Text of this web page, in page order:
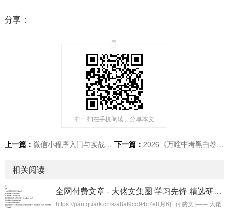
分享：
扫一扫在手机阅读、分享本文
上一篇： 微信小程序入门与实战（全新版） 超20000人学习的好课 下一篇： 2026《万唯中考黑白卷》15省市
相关阅读
全网付费文章 - 大佬文集圈 学习先锋 精选研报 8月6日更新
https://pan.quark.cn/s/a8af9cd94c7e8月6日付费文├── 大佬